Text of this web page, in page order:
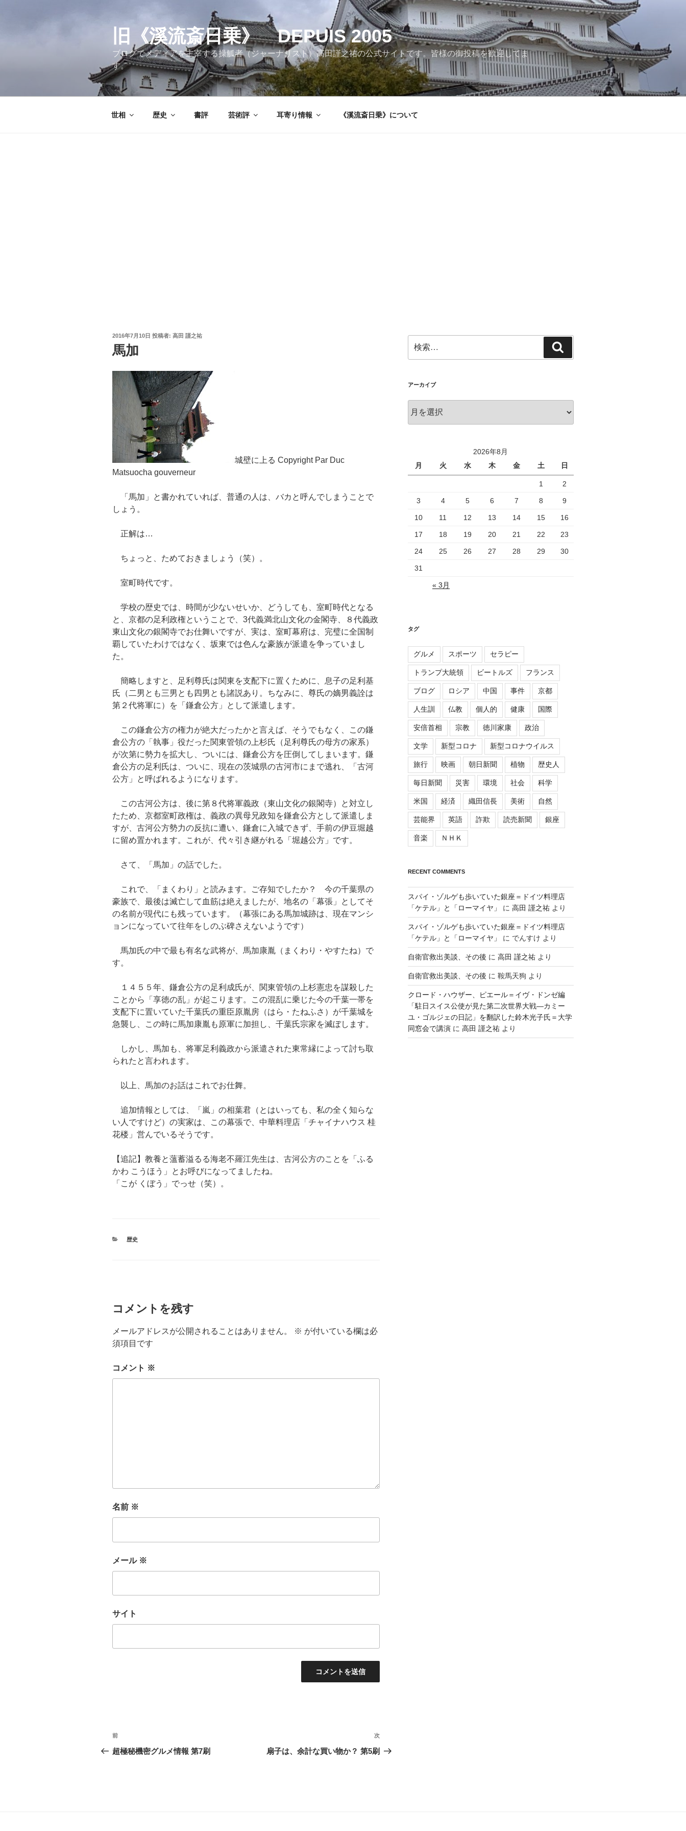
旧《溪流斎日乗》 DEPUIS 2005
ブログでメディアを主宰する操觚者（ジャーナリスト）高田謹之祐の公式サイトです。皆様の御投稿を歓迎してま
す。
世相 歴史 書評 芸術評 耳寄り情報 《溪流斎日乗》について
投
稿
日:
2016年7月10日 投稿者: 高田 謹之祐
馬加
城壁に上る Copyright Par Duc
Matsuocha gouverneur
「馬加」と書かれていれば、普通の人は、バカと呼んでしまうことで
しょう。
正解は…
ちょっと、ためておきましょう（笑）。
室町時代です。
学校の歴史では、時間が少ないせいか、どうしても、室町時代となる
と、京都の足利政権ということで、3代義満北山文化の金閣寺、８代義政
東山文化の銀閣寺でお仕舞いですが、実は、室町幕府は、完璧に全国制
覇していたわけではなく、坂東では色んな豪族が派遣を争っていまし
た。
簡略しますと、足利尊氏は関東を支配下に置くために、息子の足利基
氏（二男とも三男とも四男とも諸説あり。ちなみに、尊氏の嫡男義詮は
第２代将軍に）を「鎌倉公方」として派遣します。
この鎌倉公方の権力が絶大だったかと言えば、そうでもなく、この鎌
倉公方の「執事」役だった関東管領の上杉氏（足利尊氏の母方の家系）
が次第に勢力を拡大し、ついには、鎌倉公方を圧倒してしまいます。鎌
倉公方の足利氏は、ついに、現在の茨城県の古河市にまで逃れ、「古河
公方」と呼ばれるようになります。
この古河公方は、後に第８代将軍義政（東山文化の銀閣寺）と対立し
たため、京都室町政権は、義政の異母兄政知を鎌倉公方として派遣しま
すが、古河公方勢力の反抗に遭い、鎌倉に入城できず、手前の伊豆堀越
に留め置かれます。これが、代々引き継がれる「堀越公方」です。
さて、「馬加」の話でした。
これで、「まくわり」と読みます。ご存知でしたか？ 今の千葉県の
豪族で、最後は滅亡して血筋は絶えましたが、地名の「幕張」としてそ
の名前が現代にも残っています。（幕張にある馬加城跡は、現在マンシ
ョンになっていて往年をしのぶ碑さえないようです）
馬加氏の中で最も有名な武将が、馬加康胤（まくわり・やすたね）で
す。
１４５５年、鎌倉公方の足利成氏が、関東管領の上杉憲忠を謀殺した
ことから「享徳の乱」が起こります。この混乱に乗じた今の千葉一帯を
支配下に置いていた千葉氏の重臣原胤房（はら・たねふさ）が千葉城を
急襲し、この時に馬加康胤も原軍に加担し、千葉氏宗家を滅ぼします。
しかし、馬加も、将軍足利義政から派遣された東常縁によって討ち取
られたと言われます。
以上、馬加のお話はこれでお仕舞。
追加情報としては、「嵐」の相葉君（とはいっても、私の全く知らな
い人ですけど）の実家は、この幕張で、中華料理店「チャイナハウス 桂
花楼」営んでいるそうです。
【追記】教養と薀蓄溢るる海老不羅江先生は、古河公方のことを「ふる
かわ こうほう」とお呼びになってましたね。
「こが くぼう」でっせ（笑）。
カ
歴史
コメントを残す
メールアドレスが公開されることはありません。 ※ が付いている欄は必
須項目です
コメント ※
名前 ※
メール ※
サイト
投
稿
前
の
前
超極秘機密グルメ情報 第7刷
次
の
次
扇子は、余計な買い物か？ 第5刷
索:
索
アーカイブ
ー
2026年8月
月
火 水 木 金 土 日
1 2
3 4 5 6 7 8 9
10 11 12 13 14 15 16
17 18 19 20 21 22 23
24 25 26 27 28 29 30
31
« 3月
タグ
グルメ スポーツ セラピー
トランプ大統領 ビートルズ フランス
ブログ ロシア 中国 事件 京都
人生訓 仏教 個人的 健康 国際
安倍首相 宗教 徳川家康 政治
文学 新型コロナ 新型コロナウイルス
旅行 映画 朝日新聞 植物 歴史人
毎日新聞 災害 環境 社会 科学
米国 経済 織田信長 美術 自然
芸能界 英語 詐欺 読売新聞 銀座
音楽 ＮＨＫ
RECENT COMMENTS
スパイ・ゾルゲも歩いていた銀座＝ドイツ料理店
「ケテル」と「ローマイヤ」
に 高田 謹之祐より
スパイ・ゾルゲも歩いていた銀座＝ドイツ料理店
「ケテル」と「ローマイヤ」
に でんすけ より
自衛官救出美談、その後 に 高田 謹之祐より
自衛官救出美談、その後 に 鞍馬天狗 より
クロード・ハウザー、ピエール＝イヴ・ドンゼ編
「駐日スイス公使が見た第二次世界大戦―カミー
ユ・ゴルジェの日記」を翻訳した鈴木光子氏＝大学
同窓会で講演に 高田 謹之祐より